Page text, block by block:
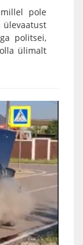
pole
ülevaatust
politsei,
ülimalt